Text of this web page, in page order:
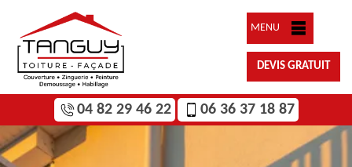
MENU
DEVIS GRATUIT
04 82 29 46 22 06 36 37 18 87